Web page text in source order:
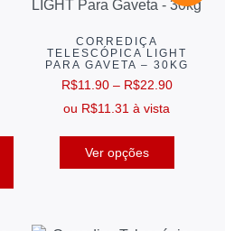
CORREDIÇA
TELESCÓPICA LIGHT
PARA GAVETA – 30KG
R$11.90 – R$22.90
ou R$11.31 à vista
Ver opções